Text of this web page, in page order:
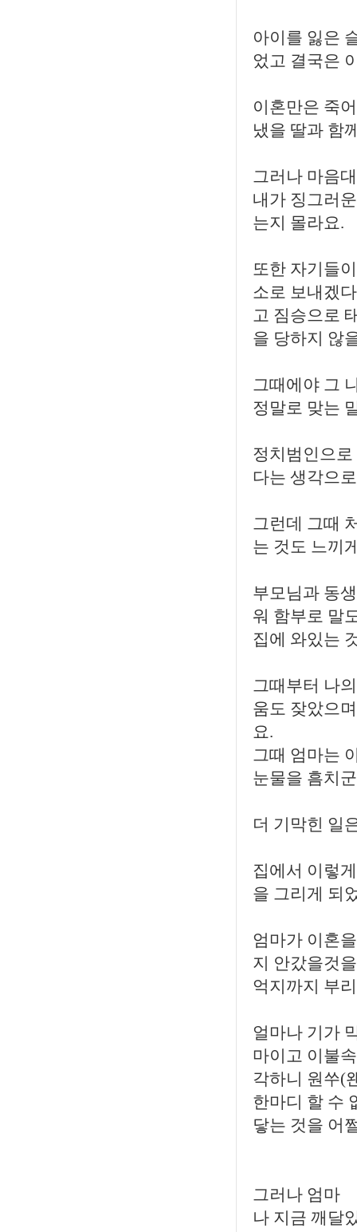
아이를 잃은
었고 결국은
이혼만은 죽
냈을 딸과 함
그러나 마음
내가 징그러
는지 몰라요.
또한 자기들
소로 보내겠
고 짐승으로
을 당하지 않
그때에야 그
정말로 맞는
정치범인으
다는 생각으
그런데 그때
는 것도 느끼
부모님과 동
워 함부로 말
집에 와있는
그때부터 나
움도 잦았으
요.
그때 엄마는
눈물을 흠치
더 기막힌 일
집에서 이렇
을 그리게 되
엄마가 이혼
지 안갔을것
억지까지 부
얼마나 기가
마이고 이불
각하니 원쑤(
한마디 할 수
닿는 것을 어
그러나 엄마
나 지금 깨달